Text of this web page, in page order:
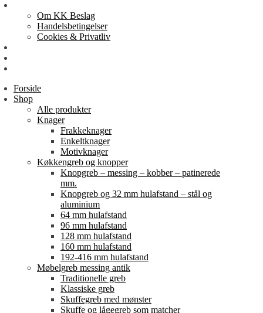
Om KK Beslag
Handelsbetingelser
Cookies & Privatliv
Forside
Shop
Alle produkter
Knager
Frakkeknager
Enkeltknager
Motivknager
Køkkengreb og knopper
Knopgreb – messing – kobber – patinerede
mm.
Knopgreb og 32 mm hulafstand – stål og
aluminium
64 mm hulafstand
96 mm hulafstand
128 mm hulafstand
160 mm hulafstand
192-416 mm hulafstand
Møbelgreb messing antik
Traditionelle greb
Klassiske greb
Skuffegreb med mønster
Skuffe og lågegreb som matcher